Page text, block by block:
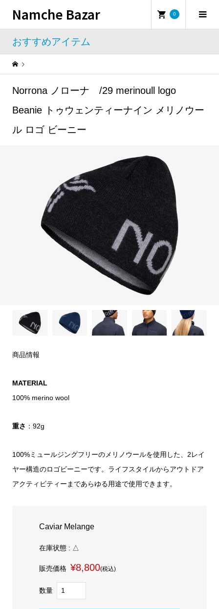
Namche Bazar 0
おすすめアイテム
Norrona ノローナ /29 merinoull logo
Beanie トゥウェンティーナイン メリノウー
ル ロゴ ビーニー
商品情報
MATERIAL
100% merino wool
重さ ：92g
100%ミュールジングフリーのメリノウールを使用した、2レイ
ヤー構造のロゴビーニーです。ライフスタイルからアウトドア
アクティビティーまであらゆる用途で使用できます。
Caviar Melange
在庫状態 : △
販売価格 ¥8,800(税込)
数量